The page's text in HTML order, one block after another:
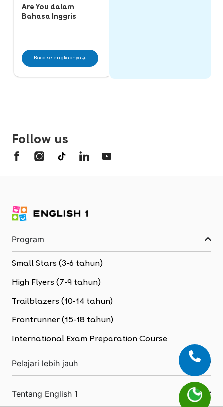
Are You dalam
Bahasa Inggris
Baca selengkapnya
Follow us
Program
Small Stars (3-6 tahun)
High Flyers (7-9 tahun)
Trailblazers (10-14 tahun)
Frontrunner (15-18 tahun)
International Exam Preparation Course
Pelajari lebih jauh
Tentang English 1